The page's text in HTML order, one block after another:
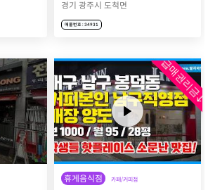
경기 광주시 도척면
매물번호 : 34931
급매권리금↓
휴게음식점 카페/커피점